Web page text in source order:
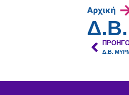
Αρχική
Δ.Β.
Δ.Β.